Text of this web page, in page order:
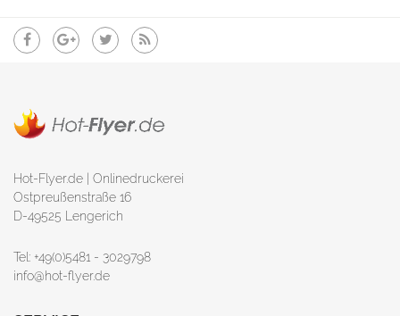
Hot-Flyer.de | Onlinedruckerei
Ostpreußenstraße 16
D-49525 Lengerich
Tel: +49(0)5481 - 3029798
info@hot-flyer.de